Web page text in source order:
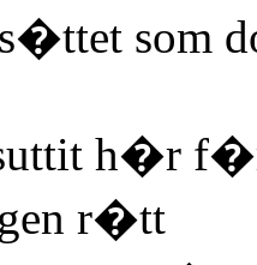
som
suttit h�r
r�tt